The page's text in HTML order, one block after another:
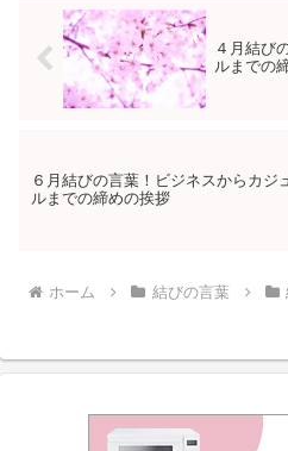
４月結び
ルまでの
６月結びの言葉！ビジネスからカジ
ルまでの締めの挨拶
ホーム 結びの言葉